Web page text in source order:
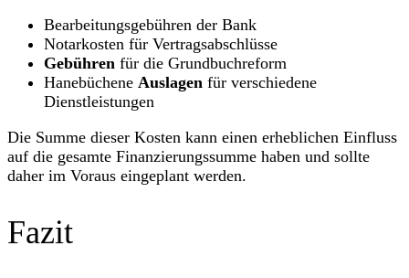
Bearbeitungsgebühren der Bank
Notarkosten für Vertragsabschlüsse
Gebühren für die Grundbuchreform
Hanebüchene Auslagen für verschiedene
Dienstleistungen
Die Summe dieser Kosten kann einen erheblichen Einfluss
auf die gesamte Finanzierungssumme haben und sollte
daher im Voraus eingeplant werden.
Fazit